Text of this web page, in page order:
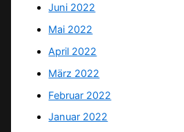
Juni 2022
Mai 2022
April 2022
März 2022
Februar 2022
Januar 2022